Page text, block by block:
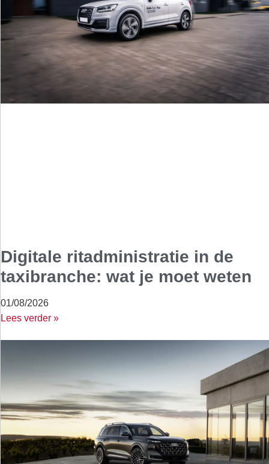
Digitale ritadministratie in de
taxibranche: wat je moet weten
01/08/2026
Lees verder »